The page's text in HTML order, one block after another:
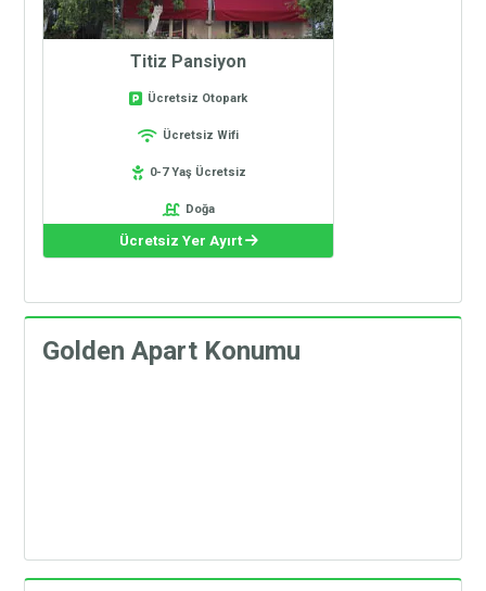
Titiz Pansiyon
Ücretsiz Otopark
Ücretsiz Wifi
0-7 Yaş Ücretsiz
Doğa
Ücretsiz Yer Ayırt
Golden Apart Konumu